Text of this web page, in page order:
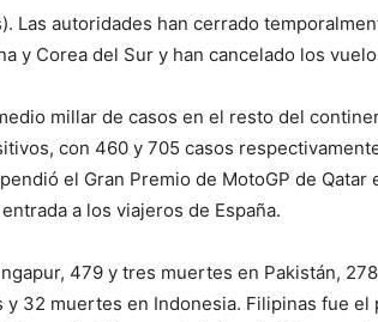
Las autoridades han cerrado
y Corea del Sur y han cancelado los
millar de casos en el resto del
con 460 y 705 casos
el Gran Premio de MotoGP de Qatar
a los viajeros de España.
479 y tres muertes en Pakistán,
32 muertes en Indonesia. Filipinas fue el